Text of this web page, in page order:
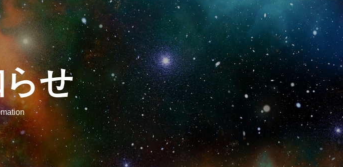
せ